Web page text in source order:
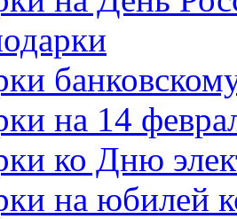
на 14
ко Дню
на юбилей